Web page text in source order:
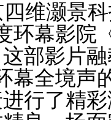
维灏景
环幕影院
部影片
幕全境声
行了精